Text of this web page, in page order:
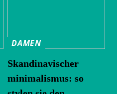
DAMEN
Skandinavischer
minimalismus: so